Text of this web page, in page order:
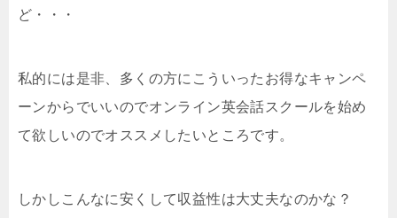
ど・・・
私的には是非、多くの方にこういったお得なキャンペ
ーンからでいいのでオンライン英会話スクールを始め
て欲しいのでオススメしたいところです。
しかしこんなに安くして収益性は大丈夫なのかな？